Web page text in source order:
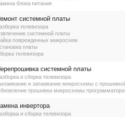
блока питания
системной платы
телевизора
системной платы
поврежденных микросхем
платы
телевизора
системной платы
и сборка телевизора
и запаивание микросхемы с
прошивки микросхемы
инвертора
и сборка телевизора